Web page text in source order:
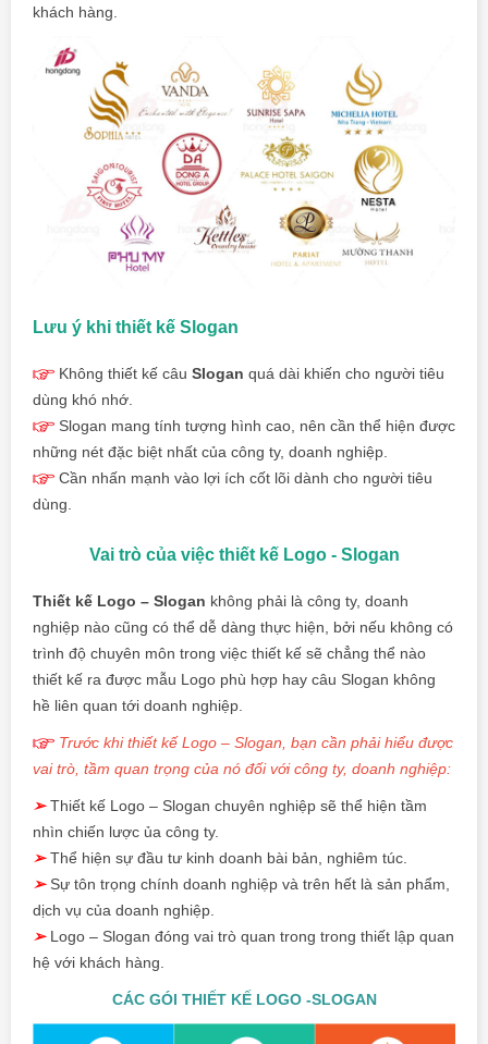
khách hàng.
Lưu ý khi thiết kế Slogan
Không thiết kế câu Slogan quá dài khiến cho người tiêu
dùng khó nhớ.
Slogan mang tính tượng hình cao, nên cần thể hiện được
những nét đặc biệt nhất của công ty, doanh nghiệp.
Cần nhấn mạnh vào lợi ích cốt lõi dành cho người tiêu
dùng.
Vai trò của việc thiết kế Logo - Slogan
Thiết kế Logo – Slogan không phải là công ty, doanh
nghiệp nào cũng có thể dễ dàng thực hiện, bởi nếu không có
trình độ chuyên môn trong việc thiết kế sẽ chẳng thể nào
thiết kế ra được mẫu Logo phù hợp hay câu Slogan không
hề liên quan tới doanh nghiệp.
Trước khi thiết kế Logo – Slogan, bạn cần phải hiểu được
vai trò, tầm quan trọng của nó đối với công ty, doanh nghiệp:
➢Thiết kế Logo – Slogan chuyên nghiệp sẽ thể hiện tầm
nhìn chiến lược ủa công ty.
➢Thể hiện sự đầu tư kinh doanh bài bản, nghiêm túc.
➢ Sự tôn trọng chính doanh nghiệp và trên hết là sản phẩm,
dịch vụ của doanh nghiệp.
➢ Logo – Slogan đóng vai trò quan trong trong thiết lập quan
hệ với khách hàng.
CÁC GÓI THIẾT KẾ LOGO -SLOGAN